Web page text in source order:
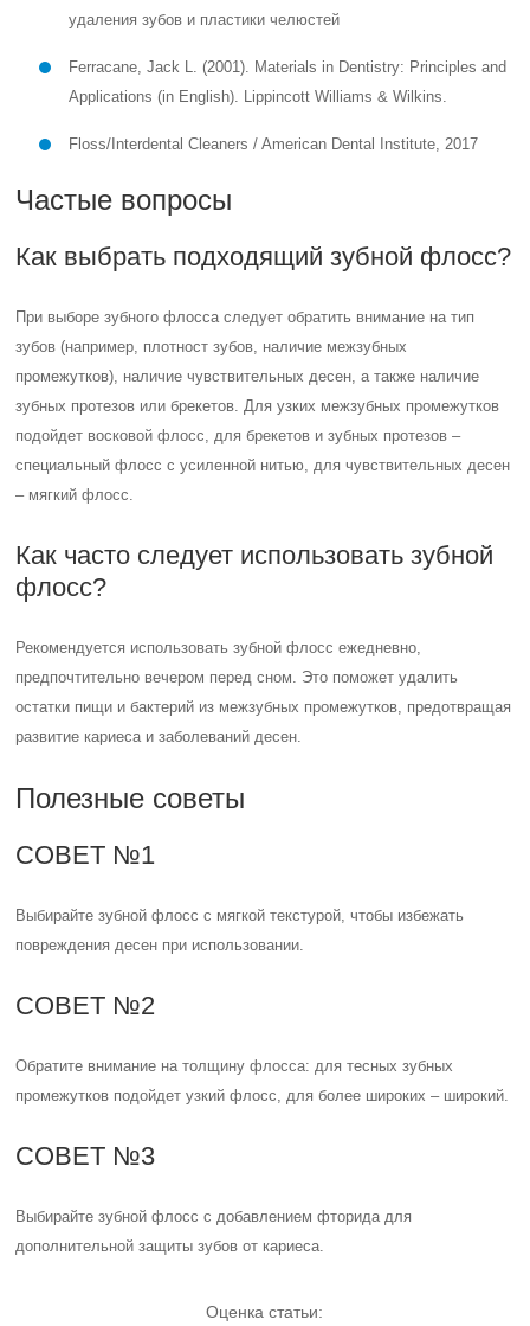
удаления зубов и пластики челюстей
Ferracane, Jack L. (2001). Materials in Dentistry: Principles and
Applications (in English). Lippincott Williams & Wilkins.
Floss/Interdental Cleaners / American Dental Institute, 2017
Частые вопросы
Как выбрать подходящий зубной флосс?
При выборе зубного флосса следует обратить внимание на тип
зубов (например, плотност зубов, наличие межзубных
промежутков), наличие чувствительных десен, а также наличие
зубных протезов или брекетов. Для узких межзубных промежутков
подойдет восковой флосс, для брекетов и зубных протезов –
специальный флосс с усиленной нитью, для чувствительных десен
– мягкий флосс.
Как часто следует использовать зубной
флосс?
Рекомендуется использовать зубной флосс ежедневно,
предпочтительно вечером перед сном. Это поможет удалить
остатки пищи и бактерий из межзубных промежутков, предотвращая
развитие кариеса и заболеваний десен.
Полезные советы
СОВЕТ №1
Выбирайте зубной флосс с мягкой текстурой, чтобы избежать
повреждения десен при использовании.
СОВЕТ №2
Обратите внимание на толщину флосса: для тесных зубных
промежутков подойдет узкий флосс, для более широких – широкий.
СОВЕТ №3
Выбирайте зубной флосс с добавлением фторида для
дополнительной защиты зубов от кариеса.
Оценка статьи: